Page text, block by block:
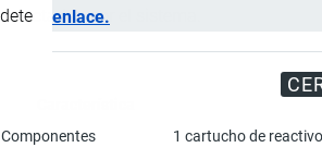
enlace.
detectadas por el sistema.
Componentes
1 cartucho de